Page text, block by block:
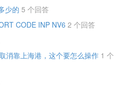
少的 5 个回答
CODE INP NV6 2 个回答
消靠上海港，这个要怎么操作 1 个